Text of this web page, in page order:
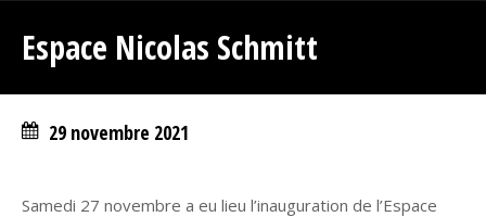
Espace Nicolas Schmitt
29 novembre 2021
Samedi 27 novembre a eu lieu l’inauguration de l’Espace